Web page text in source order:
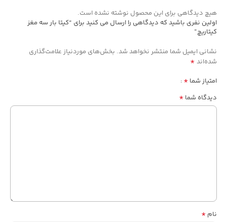
هیچ دیدگاهی برای این محصول نوشته نشده است.
اولین نفری باشید که دیدگاهی را ارسال می کنید برای “کیتا بار سه مغز
کیتاریچ”
نشانی ایمیل شما منتشر نخواهد شد. بخش‌های موردنیاز علامت‌گذاری
شده‌اند *
امتیاز شما *
دیدگاه شما *
نام *